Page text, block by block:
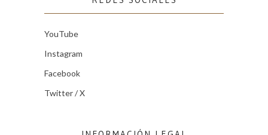
YouTube
Instagram
Facebook
Twitter / X